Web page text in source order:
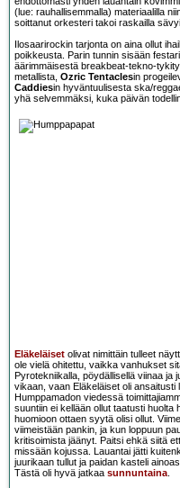
(lue: rauhallisemmalla) materiaalilla
soittanut orkesteri takoi raskailla
Ilosaarirockin tarjonta on aina ollut
poikkeusta. Parin tunnin sisään
äärimmäisestä breakbeat-tekno-
metallista, Ozric Tentaclesin
Caddiesin hyväntuulisesta ska/
yhä selvemmäksi, kuka päivän
Eläkeläiset olivat nimittäin tulleet
ole vielä ohitettu, vaikka vanhukset
Pyrotekniikalla, pöydällisellä viinaa ja
vikaan, vaan Eläkeläiset oli
Humppamadon viedessä
suuntiin ei kellään ollut taatusti
huomioon ottaen syytä olisi ollut.
viimeistään pankin, ja kun loppuun
kritisoimista jäänyt. Paitsi ehkä siitä
missään kojussa. Lauantai jätti
juurikaan tullut ja paidan kasteli
Tästä oli hyvä jatkaa sunnuntaina.